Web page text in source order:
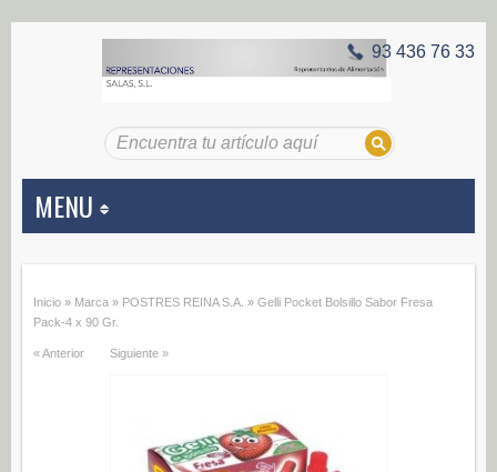
93 436 76 33
MENU
Aceitunas (187)
Encurtidos (29)
Champiñones (0)
Inicio » Marca » POSTRES REINA S.A. » Gelli Pocket Bolsillo Sabor Fresa
Pack-4 x 90 Gr.
« Anterior Siguiente »